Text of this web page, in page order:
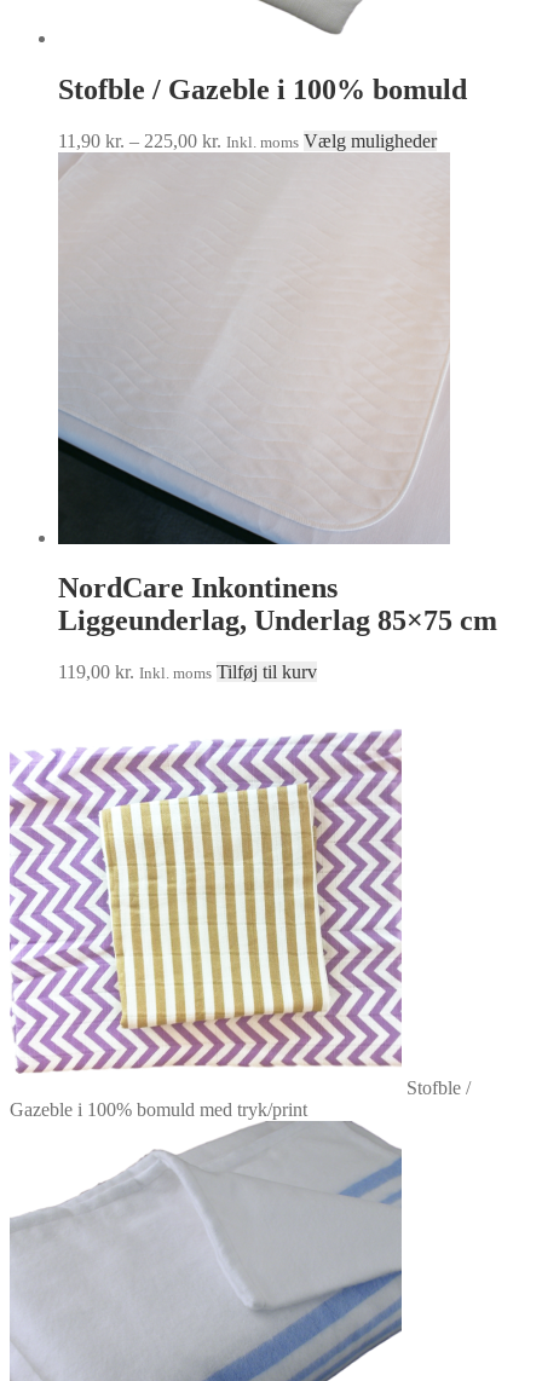
Stofble / Gazeble i 100% bomuld
11,90 kr. – 225,00 kr. Prisinterval:
Inkl. moms Vælg mulighederDette
NordCare Inkontinens
Liggeunderlag, Underlag 85×75 cm
119,00 kr. Inkl. moms Tilføj til kurv
Stofble /
Gazeble i 100% bomuld med tryk/print